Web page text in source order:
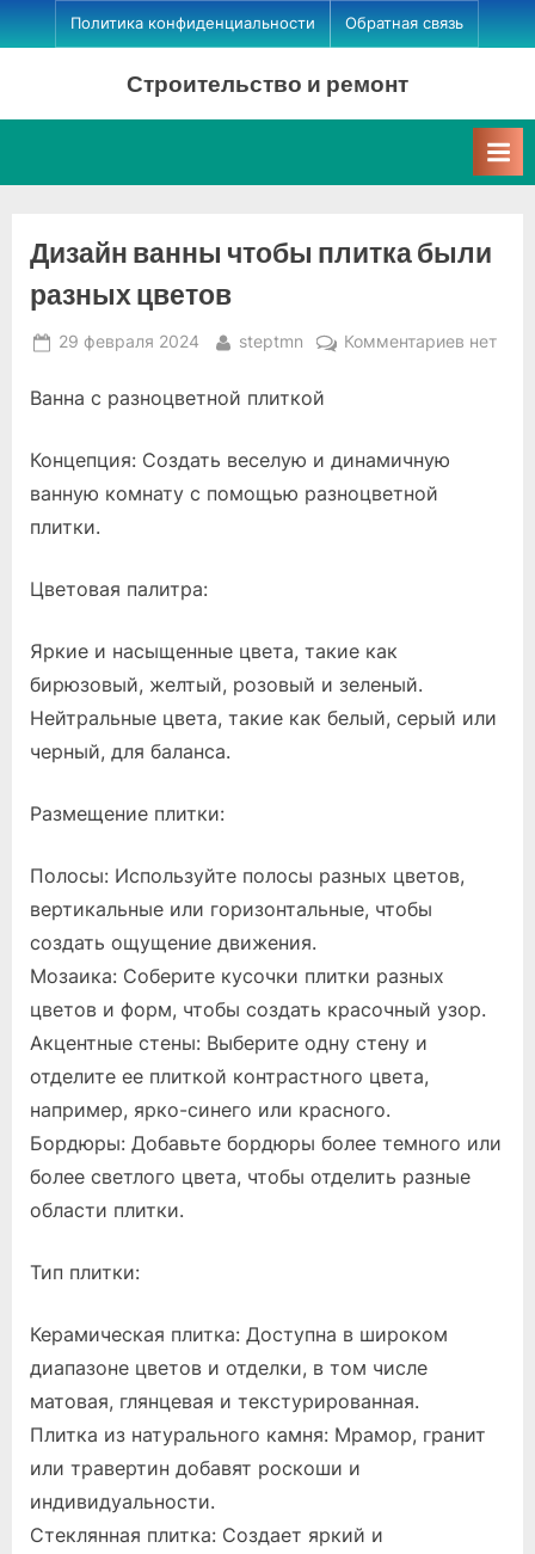
Skip
to
Политика конфиденциальности Обратная связь
Строительство и ремонт
Дизайн ванны чтобы плитка были
разных цветов
Posted
29 февраля 2024 By
steptmn Комментариевкнет
Ванна с разноцветной плиткой
Концепция: Создать веселую и динамичную
ванную комнату с помощью разноцветной
плитки.
Цветовая палитра:
Яркие и насыщенные цвета, такие как
бирюзовый, желтый, розовый и зеленый.
Нейтральные цвета, такие как белый, серый или
черный, для баланса.
Размещение плитки:
Полосы: Используйте полосы разных цветов,
вертикальные или горизонтальные, чтобы
создать ощущение движения.
Мозаика: Соберите кусочки плитки разных
цветов и форм, чтобы создать красочный узор.
Акцентные стены: Выберите одну стену и
отделите ее плиткой контрастного цвета,
например, ярко-синего или красного.
Бордюры: Добавьте бордюры более темного или
более светлого цвета, чтобы отделить разные
области плитки.
Тип плитки:
Керамическая плитка: Доступна в широком
диапазоне цветов и отделки, в том числе
матовая, глянцевая и текстурированная.
Плитка из натурального камня: Мрамор, гранит
или травертин добавят роскоши и
индивидуальности.
Стеклянная плитка: Создает яркий и